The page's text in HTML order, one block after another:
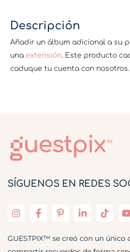
Descripción
Añadir un álbum adicional a su
una extensión. Este producto
caduque tu cuenta con nosotros.
SÍGUENOS EN REDES
GUESTPIX™ se creó con un único